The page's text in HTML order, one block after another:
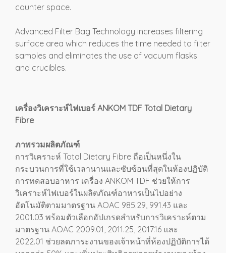
counter space.
Advanced Filter Bag Technology increases filtering
surface area which reduces the time needed to filter
samples and eliminates the use of vacuum flasks
and crucibles.
เครื่องวิเคราะห์ไฟเบอร์ ANKOM TDF Total Dietary
Fibre
ภาพรวมผลิตภัณฑ์
การวิเคราะห์ Total Dietary Fibre ถือเป็นหนึ่งใน
กระบวนการที่ใช้เวลานานและซับซ้อนที่สุดในห้องปฏิบัติ
การทดสอบอาหาร เครื่อง ANKOM TDF ช่วยให้การ
วิเคราะห์ไฟเบอร์ในผลิตภัณฑ์อาหารเป็นไปอย่าง
อัตโนมัติตามมาตรฐาน AOAC 985.29, 991.43 และ
2001.03 พร้อมตัวเลือกอัปเกรดสำหรับการวิเคราะห์ตาม
มาตรฐาน AOAC 2009.01, 2011.25, 2017.16 และ
2022.01 ช่วยลดภาระงานของเจ้าหน้าที่ห้องปฏิบัติการได้